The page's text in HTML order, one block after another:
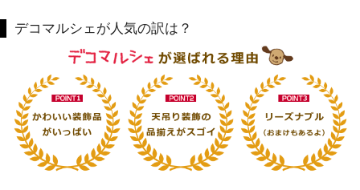
デコマルシェが人気の訳は？